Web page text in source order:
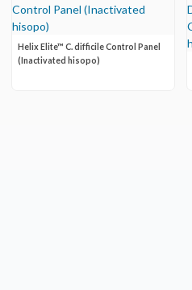
Helix Elite™ C. difficile Control Panel
(Inactivated hisopo)